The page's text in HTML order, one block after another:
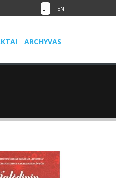
LT EN
ARCHYVAS